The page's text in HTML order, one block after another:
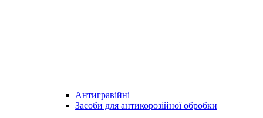
Антигравійні
Засоби для антикорозійної обробки